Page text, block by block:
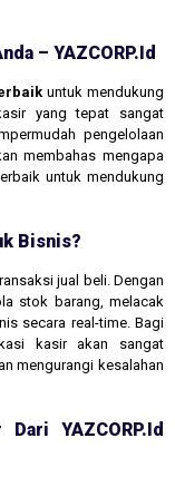
– YAZCORP.id
untuk mendukung
yang tepat sangat
pengelolaan
membahas mengapa
untuk mendukung
Bisnis?
jual beli. Dengan
stok barang, melacak
secara real-time. Bagi
kasir akan sangat
mengurangi kesalahan
YAZCORP.id